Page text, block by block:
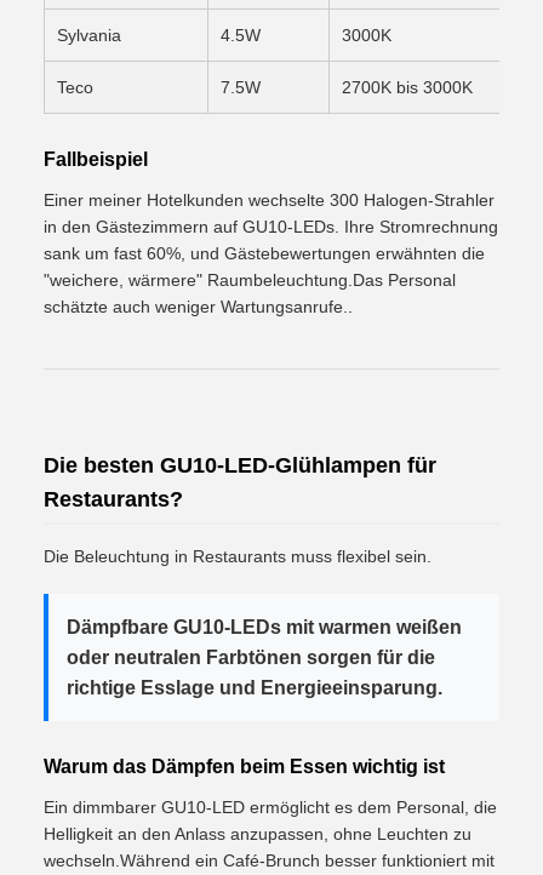
Sylvania 4.5W 3000K
Teco 7.5W 2700K bis 3000K
Fallbeispiel
Einer meiner Hotelkunden wechselte 300 Halogen-Strahler
in den Gästezimmern auf GU10-LEDs. Ihre Stromrechnung
sank um fast 60%, und Gästebewertungen erwähnten die
"weichere, wärmere" Raumbeleuchtung.Das Personal
schätzte auch weniger Wartungsanrufe..
Die besten GU10-LED-Glühlampen für
Restaurants?
Die Beleuchtung in Restaurants muss flexibel sein.
Dämpfbare GU10-LEDs mit warmen weißen
oder neutralen Farbtönen sorgen für die
richtige Esslage und Energieeinsparung.
Warum das Dämpfen beim Essen wichtig ist
Ein dimmbarer GU10-LED ermöglicht es dem Personal, die
Helligkeit an den Anlass anzupassen, ohne Leuchten zu
wechseln.Während ein Café-Brunch besser funktioniert mit